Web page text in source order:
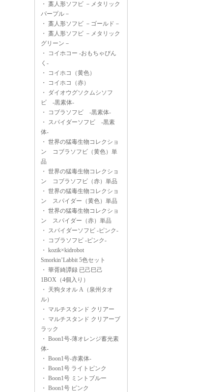
・ 藁人形ソフビ －メタリック
パープル－
・ 藁人形ソフビ －ゴールド－
・ 藁人形ソフビ －メタリック
グリーン－
・
コイホコー -おもちゃぴん
く-
・
コイホコ（黄色）
・
コイホコ（赤）
・ ダイオウグソクムシソフ
ビ -黒素体-
・
コブラソフビ -黒素体-
・ スパイダーソフビ -黒素
体-
・ 世界の猛毒生物コレクショ
ン コブラソフビ（黄色）単
品
・ 世界の猛毒生物コレクショ
ン コブラソフビ（赤）単品
・ 世界の猛毒生物コレクショ
ン スパイダー（黄色）単品
・ 世界の猛毒生物コレクショ
ン スパイダー（赤）単品
・ スパイダーソフビ -ピンク-
・
コブラソフビ -ピンク-
・ kozik×kidrobot
Smorkin’Labbit 5色セット
・ 華胥綺譚録 已己巳己
1BOX（4個入り）
・ 天狗タオル A（泉州タオ
ル）
・ マルチスタンド クリアー
・ マルチスタンド クリアーブ
ラック
・ Boon1号-薄オレンジ蓄光素
体-
・ Boon1号-赤素体-
・ Boon1号 ライトピンク
・ Boon1号 ミントブルー
・ Boon1号 ピンク